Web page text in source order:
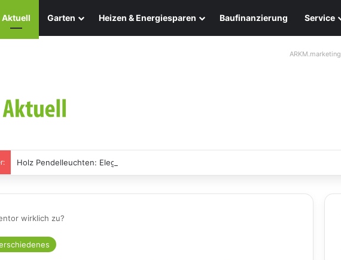
Aktuell Garten Heizen & Energiesparen Baufinanzierung Service
ARKM.marketing
Holz Pendelleuchten: Eleganz und Nachhaltigkeit für Ihr Zuhause
wirklich zu?